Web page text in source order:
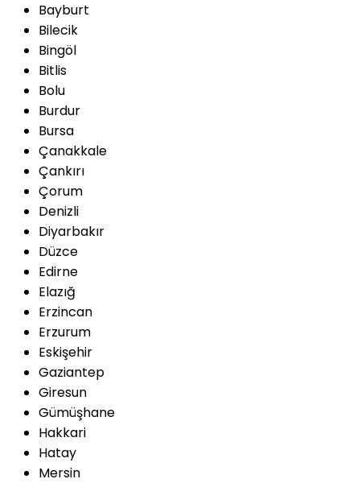
Bayburt
Bilecik
Bingöl
Bitlis
Bolu
Burdur
Bursa
Çanakkale
Çankırı
Çorum
Denizli
Diyarbakır
Düzce
Edirne
Elazığ
Erzincan
Erzurum
Eskişehir
Gaziantep
Giresun
Gümüşhane
Hakkari
Hatay
Mersin